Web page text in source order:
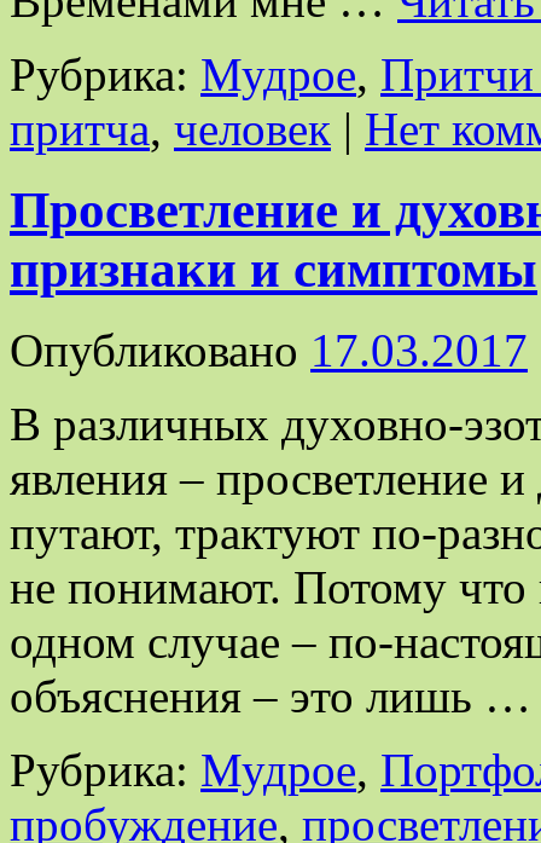
Рубрика: Мудрое, Притчи
притча, человек | Нет
Просветление и
признаки и симптомы
Опубликовано 17.03.2017
В различных духовно-
явления – просветление
путают, трактуют по-
не понимают. Потому что
одном случае – по-
объяснения – это лишь
Рубрика: Мудрое,
пробуждение,